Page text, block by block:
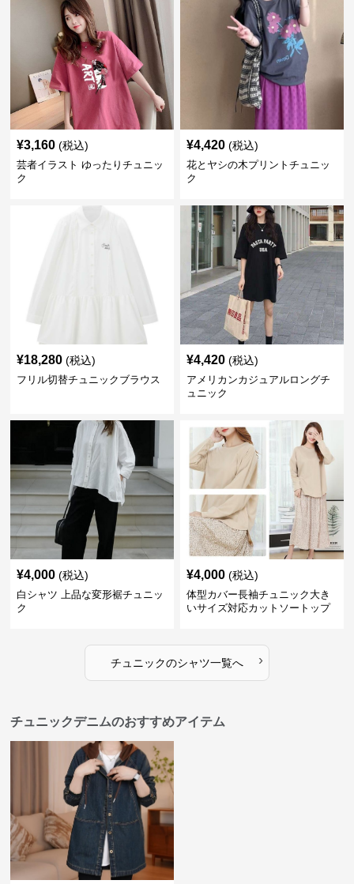
¥3,160 (税込)
芸者イラスト ゆったりチュニッ
ク
¥4,420 (税込)
花とヤシの木プリントチュニッ
ク
¥18,280 (税込)
フリル切替チュニックブラウス
¥4,420 (税込)
アメリカンカジュアルロングチ
ュニック
¥4,000 (税込)
白シャツ 上品な変形裾チュニッ
ク
¥4,000 (税込)
体型カバー長袖チュニック大き
いサイズ対応カットソートップ
チュニックのシャツ一覧へ ›
チュニックデニムのおすすめアイテム